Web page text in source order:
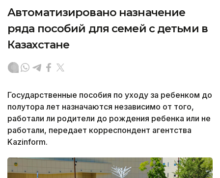
Автоматизировано назначение
ряда пособий для семей с детьми в
Казахстане
Государственные пособия по уходу за ребенком до
полутора лет назначаются независимо от того,
работали ли родители до рождения ребенка или не
работали, передает корреспондент агентства
Kazinform.